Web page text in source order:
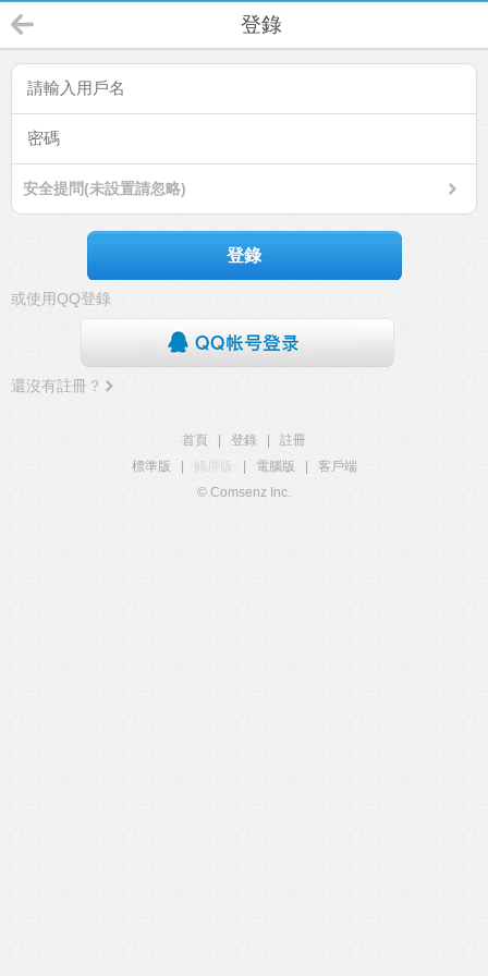
登錄
安全提問(未設置請忽略)
登錄
或使用QQ登錄
還沒有註冊？
首頁 登錄
註冊
標準版
觸屏版 電腦版
客戶端
© Comsenz Inc.